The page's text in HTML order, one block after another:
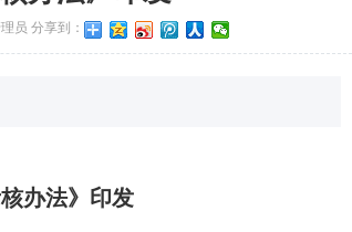
员 分享到：
办法》印发